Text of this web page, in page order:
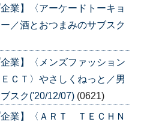
業】〈アーケードトーキョ
／酒とおつまみのサブスク
業】〈メンズファッション
ＣＴ〉やさしくねっと／男
スク('20/12/07) (0621)
企業】〈ＡＲＴ ＴＥＣＨＮ